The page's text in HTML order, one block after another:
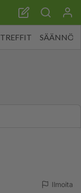
TREFFIT SÄÄNNÖT
Ilmoita